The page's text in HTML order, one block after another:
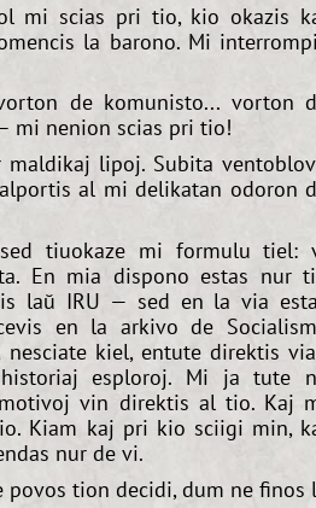
mi scias pri tio, kio okazis
la barono. Mi
de komunisto... vorton
mi nenion scias pri tio!
maldikaj lipoj. Subita
al mi delikatan odoron
tiuokaze mi formulu tiel:
En mia dispono estas nur
laŭ IRU — sed en la via
en la arkivo de
kiel, entute direktis
esploroj. Mi ja tute
vin direktis al tio. Kaj
Kiam kaj pri kio sciigi min,
nur de vi.
povos tion decidi, dum ne finos